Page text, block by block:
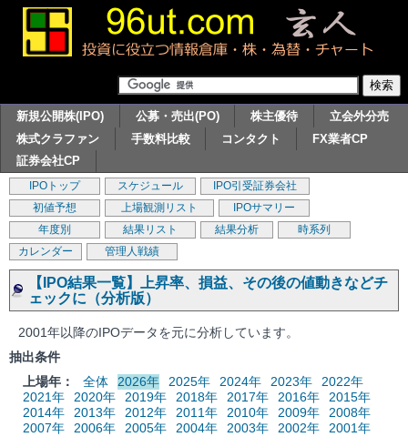
新規公開株(IPO) 公募・売出(PO) 株主優待
立会外分売
株式クラファン
手数料比較 コンタクト
FX業者CP
証券会社CP
IPOトップ スケジュール
IPO引受証券会社
初値予想
上場観測リスト
IPOサマリー
年度別
結果リスト 結果分析
時系列
カレンダー
管理人戦績
【IPO結果一覧】上昇率、損益、その後の値動きなどチ
ェックに（分析版）
2001年以降のIPOデータを元に分析しています。
抽出条件
上場年：
全体 2026年 2025年 2024年 2023年
2022年
2021年
2020年 2019年 2018年 2017年 2016年
2015年
2014年
2013年 2012年 2011年 2010年 2009年
2008年
2007年
2006年 2005年 2004年 2003年 2002年
2001年